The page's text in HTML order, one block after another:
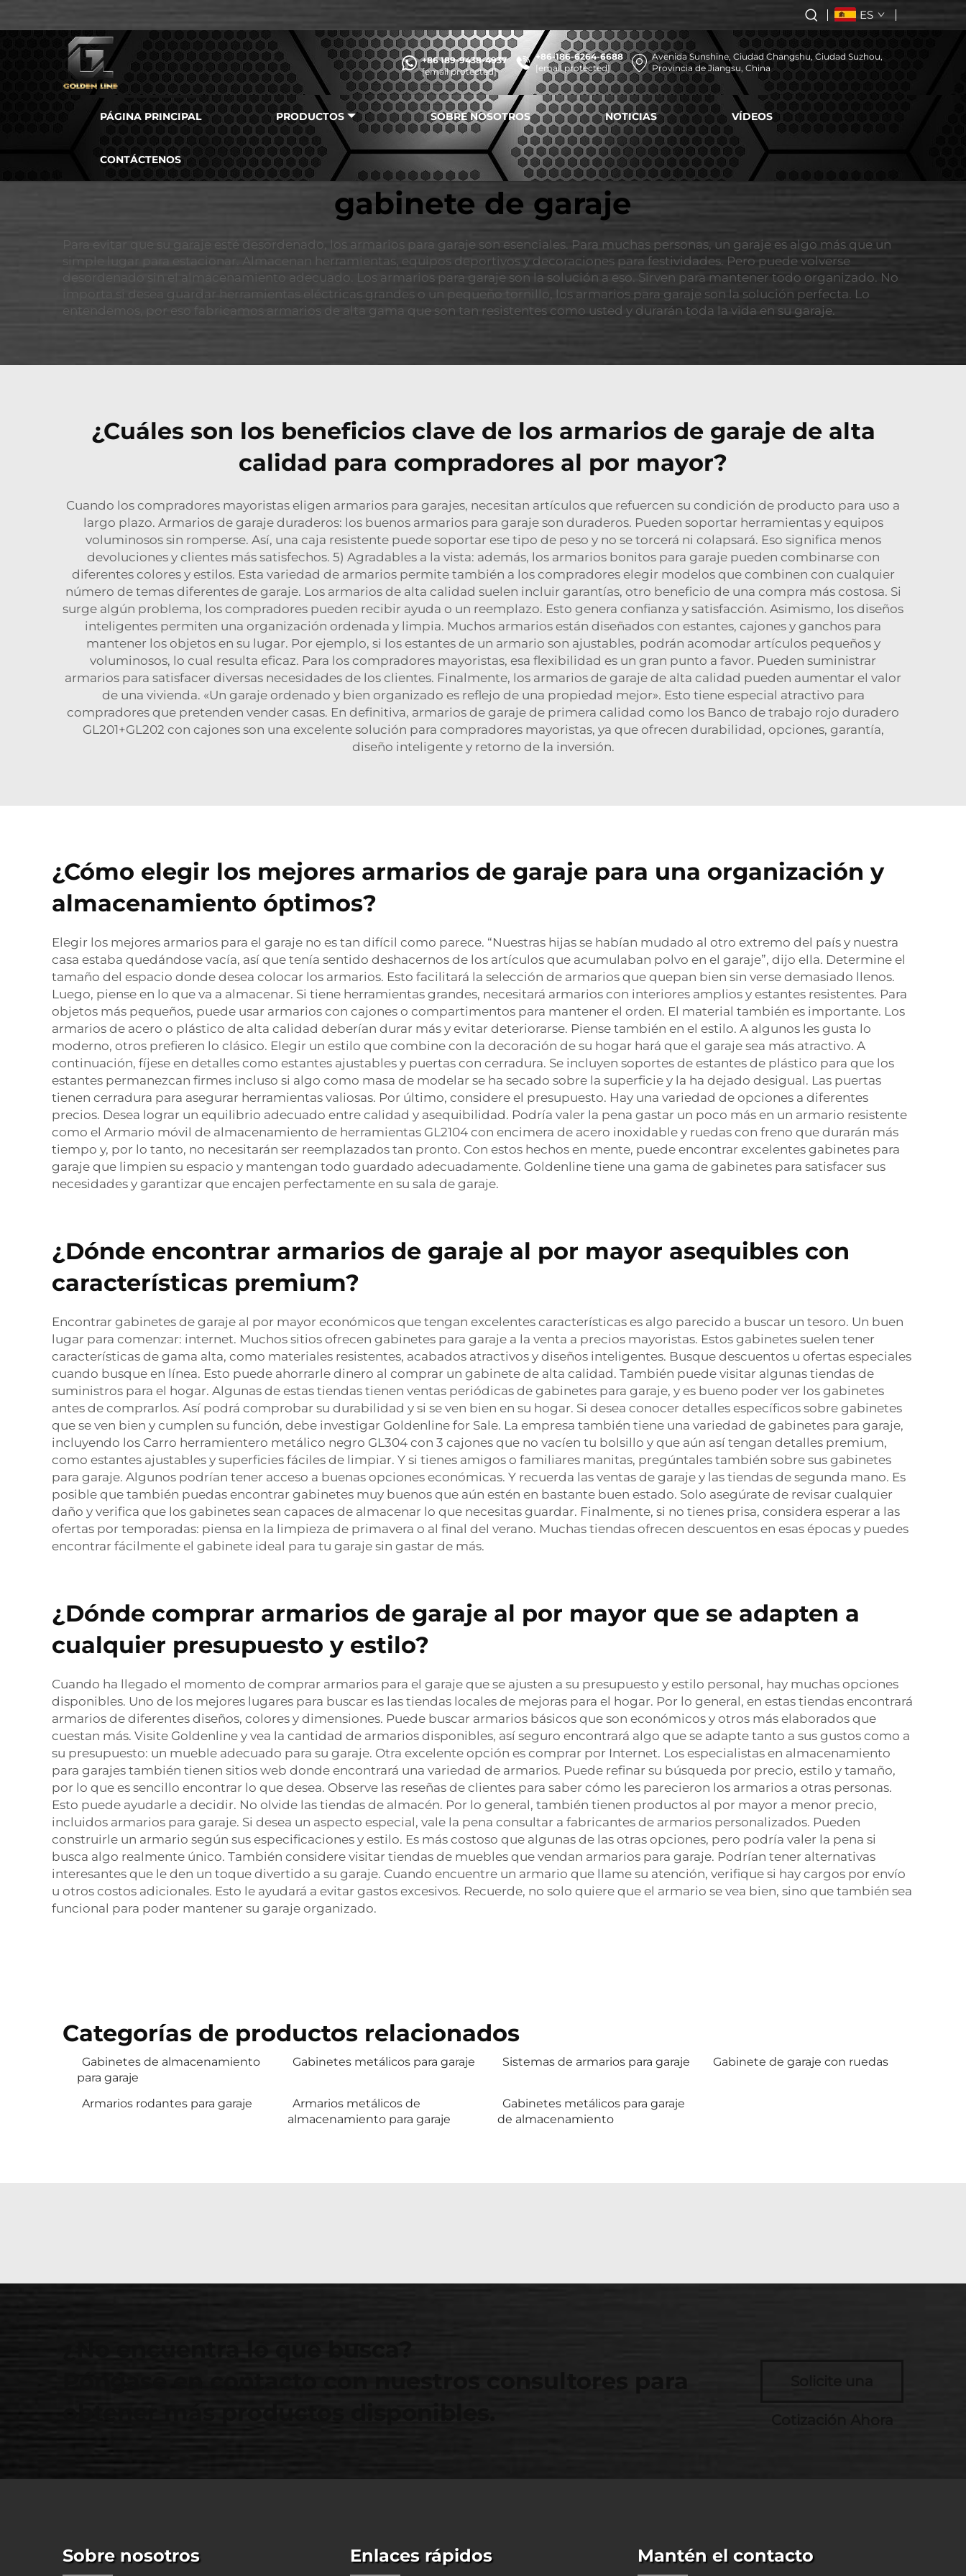
ES
+86 189-9438-4937
[email protected]
+86-186-6264-6688
[email protected]
Avenida Sunshine, Ciudad Changshu, Ciudad Suzhou,
Provincia de Jiangsu, China
PÁGINA PRINCIPAL PRODUCTOS SOBRE NOSOTROS NOTICIAS VÍDEOS
CONTÁCTENOS
gabinete de garaje
Para evitar que su garaje esté desordenado, los armarios para garaje son esenciales. Para muchas personas, un garaje es algo más que un
simple lugar para estacionar. Almacenan herramientas, equipos deportivos y decoraciones para festividades. Pero puede volverse
desordenado sin el almacenamiento adecuado. Los armarios para garaje son la solución a eso. Sirven para mantener todo organizado. No
importa si desea guardar herramientas eléctricas grandes o un pequeño tornillo, los armarios para garaje son la solución perfecta. Lo
entendemos, por eso fabricamos armarios de alta gama que son tan resistentes como usted y durarán toda la vida en su garaje.
¿Cuáles son los beneficios clave de los armarios de garaje de alta
calidad para compradores al por mayor?
Cuando los compradores mayoristas eligen armarios para garajes, necesitan artículos que refuercen su condición de producto para uso a
largo plazo. Armarios de garaje duraderos: los buenos armarios para garaje son duraderos. Pueden soportar herramientas y equipos
voluminosos sin romperse. Así, una caja resistente puede soportar ese tipo de peso y no se torcerá ni colapsará. Eso significa menos
devoluciones y clientes más satisfechos. 5) Agradables a la vista: además, los armarios bonitos para garaje pueden combinarse con
diferentes colores y estilos. Esta variedad de armarios permite también a los compradores elegir modelos que combinen con cualquier
número de temas diferentes de garaje. Los armarios de alta calidad suelen incluir garantías, otro beneficio de una compra más costosa. Si
surge algún problema, los compradores pueden recibir ayuda o un reemplazo. Esto genera confianza y satisfacción. Asimismo, los diseños
inteligentes permiten una organización ordenada y limpia. Muchos armarios están diseñados con estantes, cajones y ganchos para
mantener los objetos en su lugar. Por ejemplo, si los estantes de un armario son ajustables, podrán acomodar artículos pequeños y
voluminosos, lo cual resulta eficaz. Para los compradores mayoristas, esa flexibilidad es un gran punto a favor. Pueden suministrar
armarios para satisfacer diversas necesidades de los clientes. Finalmente, los armarios de garaje de alta calidad pueden aumentar el valor
de una vivienda. «Un garaje ordenado y bien organizado es reflejo de una propiedad mejor». Esto tiene especial atractivo para
compradores que pretenden vender casas. En definitiva, armarios de garaje de primera calidad como los Banco de trabajo rojo duradero
GL201+GL202 con cajones son una excelente solución para compradores mayoristas, ya que ofrecen durabilidad, opciones, garantía,
diseño inteligente y retorno de la inversión.
¿Cómo elegir los mejores armarios de garaje para una organización y
almacenamiento óptimos?
Elegir los mejores armarios para el garaje no es tan difícil como parece. “Nuestras hijas se habían mudado al otro extremo del país y nuestra
casa estaba quedándose vacía, así que tenía sentido deshacernos de los artículos que acumulaban polvo en el garaje”, dijo ella. Determine el
tamaño del espacio donde desea colocar los armarios. Esto facilitará la selección de armarios que quepan bien sin verse demasiado llenos.
Luego, piense en lo que va a almacenar. Si tiene herramientas grandes, necesitará armarios con interiores amplios y estantes resistentes. Para
objetos más pequeños, puede usar armarios con cajones o compartimentos para mantener el orden. El material también es importante. Los
armarios de acero o plástico de alta calidad deberían durar más y evitar deteriorarse. Piense también en el estilo. A algunos les gusta lo
moderno, otros prefieren lo clásico. Elegir un estilo que combine con la decoración de su hogar hará que el garaje sea más atractivo. A
continuación, fíjese en detalles como estantes ajustables y puertas con cerradura. Se incluyen soportes de estantes de plástico para que los
estantes permanezcan firmes incluso si algo como masa de modelar se ha secado sobre la superficie y la ha dejado desigual. Las puertas
tienen cerradura para asegurar herramientas valiosas. Por último, considere el presupuesto. Hay una variedad de opciones a diferentes
precios. Desea lograr un equilibrio adecuado entre calidad y asequibilidad. Podría valer la pena gastar un poco más en un armario resistente
como el Armario móvil de almacenamiento de herramientas GL2104 con encimera de acero inoxidable y ruedas con freno que durarán más
tiempo y, por lo tanto, no necesitarán ser reemplazados tan pronto. Con estos hechos en mente, puede encontrar excelentes gabinetes para
garaje que limpien su espacio y mantengan todo guardado adecuadamente. Goldenline tiene una gama de gabinetes para satisfacer sus
necesidades y garantizar que encajen perfectamente en su sala de garaje.
¿Dónde encontrar armarios de garaje al por mayor asequibles con
características premium?
Encontrar gabinetes de garaje al por mayor económicos que tengan excelentes características es algo parecido a buscar un tesoro. Un buen
lugar para comenzar: internet. Muchos sitios ofrecen gabinetes para garaje a la venta a precios mayoristas. Estos gabinetes suelen tener
características de gama alta, como materiales resistentes, acabados atractivos y diseños inteligentes. Busque descuentos u ofertas especiales
cuando busque en línea. Esto puede ahorrarle dinero al comprar un gabinete de alta calidad. También puede visitar algunas tiendas de
suministros para el hogar. Algunas de estas tiendas tienen ventas periódicas de gabinetes para garaje, y es bueno poder ver los gabinetes
antes de comprarlos. Así podrá comprobar su durabilidad y si se ven bien en su hogar. Si desea conocer detalles específicos sobre gabinetes
que se ven bien y cumplen su función, debe investigar Goldenline for Sale. La empresa también tiene una variedad de gabinetes para garaje,
incluyendo los Carro herramientero metálico negro GL304 con 3 cajones que no vacíen tu bolsillo y que aún así tengan detalles premium,
como estantes ajustables y superficies fáciles de limpiar. Y si tienes amigos o familiares manitas, pregúntales también sobre sus gabinetes
para garaje. Algunos podrían tener acceso a buenas opciones económicas. Y recuerda las ventas de garaje y las tiendas de segunda mano. Es
posible que también puedas encontrar gabinetes muy buenos que aún estén en bastante buen estado. Solo asegúrate de revisar cualquier
daño y verifica que los gabinetes sean capaces de almacenar lo que necesitas guardar. Finalmente, si no tienes prisa, considera esperar a las
ofertas por temporadas: piensa en la limpieza de primavera o al final del verano. Muchas tiendas ofrecen descuentos en esas épocas y puedes
encontrar fácilmente el gabinete ideal para tu garaje sin gastar de más.
¿Dónde comprar armarios de garaje al por mayor que se adapten a
cualquier presupuesto y estilo?
Cuando ha llegado el momento de comprar armarios para el garaje que se ajusten a su presupuesto y estilo personal, hay muchas opciones
disponibles. Uno de los mejores lugares para buscar es las tiendas locales de mejoras para el hogar. Por lo general, en estas tiendas encontrará
armarios de diferentes diseños, colores y dimensiones. Puede buscar armarios básicos que son económicos y otros más elaborados que
cuestan más. Visite Goldenline y vea la cantidad de armarios disponibles, así seguro encontrará algo que se adapte tanto a sus gustos como a
su presupuesto: un mueble adecuado para su garaje. Otra excelente opción es comprar por Internet. Los especialistas en almacenamiento
para garajes también tienen sitios web donde encontrará una variedad de armarios. Puede refinar su búsqueda por precio, estilo y tamaño,
por lo que es sencillo encontrar lo que desea. Observe las reseñas de clientes para saber cómo les parecieron los armarios a otras personas.
Esto puede ayudarle a decidir. No olvide las tiendas de almacén. Por lo general, también tienen productos al por mayor a menor precio,
incluidos armarios para garaje. Si desea un aspecto especial, vale la pena consultar a fabricantes de armarios personalizados. Pueden
construirle un armario según sus especificaciones y estilo. Es más costoso que algunas de las otras opciones, pero podría valer la pena si
busca algo realmente único. También considere visitar tiendas de muebles que vendan armarios para garaje. Podrían tener alternativas
interesantes que le den un toque divertido a su garaje. Cuando encuentre un armario que llame su atención, verifique si hay cargos por envío
u otros costos adicionales. Esto le ayudará a evitar gastos excesivos. Recuerde, no solo quiere que el armario se vea bien, sino que también sea
funcional para poder mantener su garaje organizado.
Categorías de productos relacionados
Gabinetes de almacenamiento
para garaje
Gabinetes metálicos para garaje Sistemas de armarios para garaje Gabinete de garaje con ruedas
Armarios rodantes para garaje
Armarios metálicos de
almacenamiento para garaje
Gabinetes metálicos para garaje
de almacenamiento
Sobre nosotros Enlaces rápidos Mantén el contacto